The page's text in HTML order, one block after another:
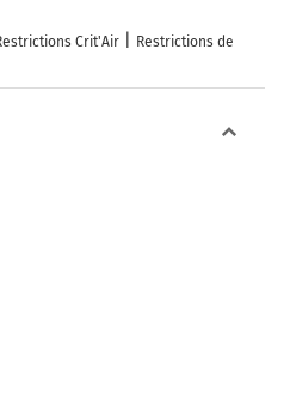
Crit'Air
Restrictions de